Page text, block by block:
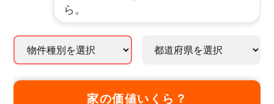
ら。
家の価値いくら？